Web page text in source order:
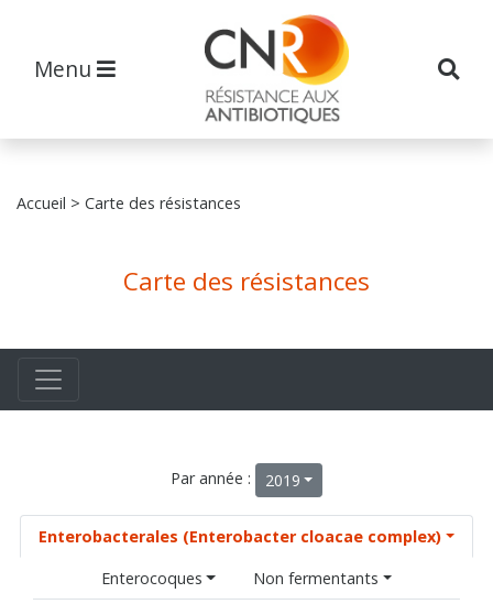
Menu
Accueil > Carte des résistances
Carte des résistances
Par année : 2019
Enterobacterales (Enterobacter cloacae complex)
Enterocoques
Non fermentants